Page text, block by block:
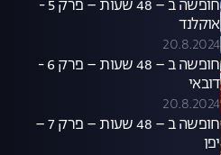
חופשה ב – 48 שעות – פרק 5 -
אוקלנד
20.8.2024
חופשה ב – 48 שעות – פרק 6 -
דובאי
20.8.2024
חופשה ב – 48 שעות – פרק 7 –
יפן